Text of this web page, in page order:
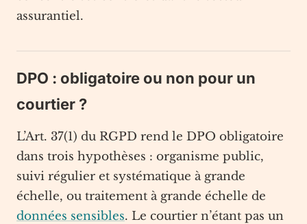
assurantiel.
DPO : obligatoire ou non pour un
courtier ?
L’Art. 37(1) du RGPD rend le DPO obligatoire
dans trois hypothèses : organisme public,
suivi régulier et systématique à grande
échelle, ou traitement à grande échelle de
données sensibles. Le courtier n’étant pas un